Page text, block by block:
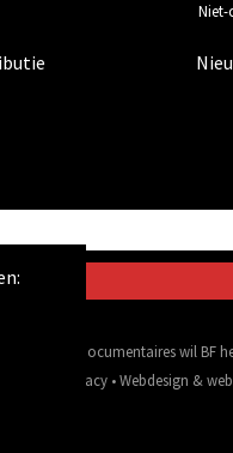
Niet-
films & documentaires wil BF
Privacy •Webdesign &